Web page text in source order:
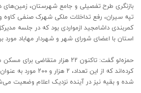
بازنگری طرح تفصیلی و جامع شهرستان،
تپه سیران، رفع تداخلات ملکی شهرک صنفی
کمربندی داشامجید ازمواردی بود که در جلسه
استان با اعضای شورای شهر و شهردار مهاباد مورد
حمزه‌لو گفت: تاکنون ۲۲ هزار متقاضی
کرده‌اند که از این تعداد،
شده و بقیه نیز در آینده نزدیک اعلام وضعیت